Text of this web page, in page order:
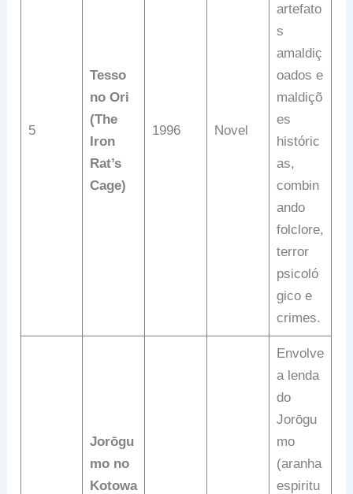
5
Tesso
no Ori
(The
Iron
Rat’s
Cage)
1996 Novel
artefato
s
amaldiç
oados e
maldiçõ
es
históric
as,
combin
ando
folclore,
terror
psicoló
gico e
crimes.
Jorōgu
mo no
Kotowa
Envolve
a lenda
do
Jorōgu
mo
(aranha
espiritu